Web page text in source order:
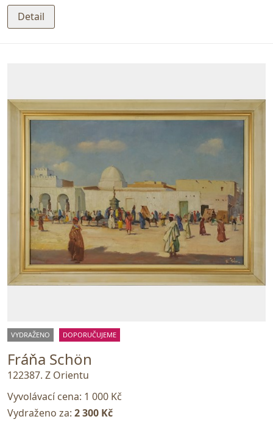
Detail
VYDRAŽENO DOPORUČUJEME
Fráňa Schön
122387. Z Orientu
Vyvolávací cena: 1 000 Kč
Vydraženo za: 2 300 Kč